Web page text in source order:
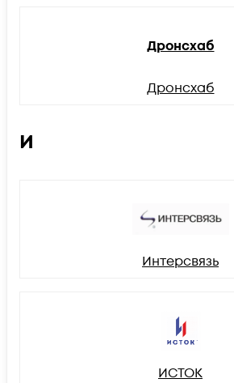
Дронсхаб
Дронсхаб
И
Интерсвязь
ИСТОК